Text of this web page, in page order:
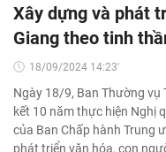
Xây dựng và phát
Giang theo tinh
18/09/2024 14:23'
Ngày 18/9, Ban Thường vụ
kết 10 năm thực hiện Nghị
của Ban Chấp hành Trung
phát triển văn hóa, con